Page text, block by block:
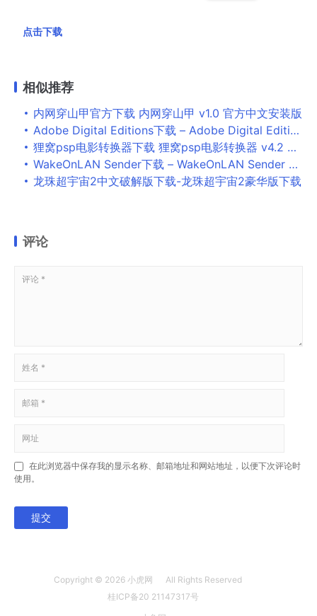
点击下载
相似推荐
内网穿山甲官方下载 内网穿山甲 v1.0 官方中文安装版
Adobe Digital Editions下载 – Adobe Digital Editions 电子书阅读器 4.5.11 中文免费版
狸窝psp电影转换器下载 狸窝psp电影转换器 v4.2 官方免费安装版
WakeOnLAN Sender下载 – WakeOnLAN Sender 2.0.12 汉化绿色版
龙珠超宇宙2中文破解版下载-龙珠超宇宙2豪华版下载
评论
在此浏览器中保存我的显示名称、邮箱地址和网站地址，以便下次评论时
使用。
提交
Copyright © 2026 小虎网
All Rights Reserved
桂ICP备20 21147317号